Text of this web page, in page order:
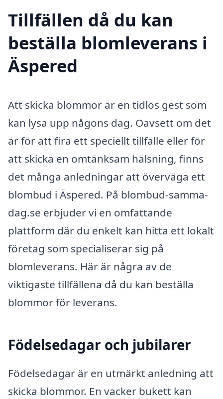
Tillfällen då du kan
beställa blomleverans i
Äspered
Att skicka blommor är en tidlös gest som
kan lysa upp någons dag. Oavsett om det
är för att fira ett speciellt tillfälle eller för
att skicka en omtänksam hälsning, finns
det många anledningar att överväga ett
blombud i Äspered. På blombud-samma-
dag.se erbjuder vi en omfattande
plattform där du enkelt kan hitta ett lokalt
företag som specialiserar sig på
blomleverans. Här är några av de
viktigaste tillfällena då du kan beställa
blommor för leverans.
Födelsedagar och jubilarer
Födelsedagar är en utmärkt anledning att
skicka blommor. En vacker bukett kan